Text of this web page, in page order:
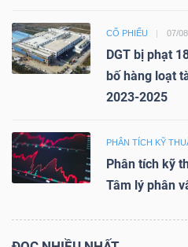
CỔ PHIẾU 07/
DGT bị phạt
bố hàng loạt
2023-2025
PHÂN TÍCH KỸ
Phân tích kỹ
Tâm lý phân